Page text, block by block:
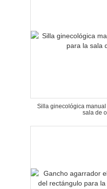
Silla ginecológica
sala de